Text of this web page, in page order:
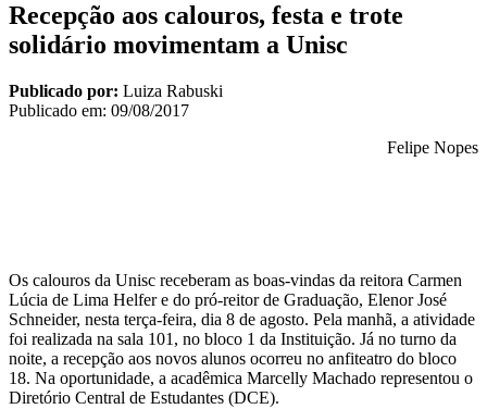
Recepção aos calouros, festa e trote
solidário movimentam a Unisc
Publicado por: Luiza Rabuski
Publicado em: 09/08/2017
Felipe Nopes
Os calouros da Unisc receberam as boas-vindas da reitora Carmen
Lúcia de Lima Helfer e do pró-reitor de Graduação, Elenor José
Schneider, nesta terça-feira, dia 8 de agosto. Pela manhã, a atividade
foi realizada na sala 101, no bloco 1 da Instituição. Já no turno da
noite, a recepção aos novos alunos ocorreu no anfiteatro do bloco
18. Na oportunidade, a acadêmica Marcelly Machado representou o
Diretório Central de Estudantes (DCE).